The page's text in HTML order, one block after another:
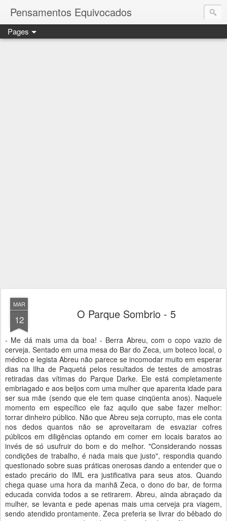
Pensamentos Equivocados
Pages
MAR
12 O Parque Sombrio - 5
- Me dá mais uma da boa! - Berra Abreu, com o copo vazio de
cerveja. Sentado em uma mesa do Bar do Zeca, um boteco local, o
médico e legista Abreu não parece se incomodar muito em esperar
dias na Ilha de Paquetá pelos resultados de testes de amostras
retiradas das vítimas do Parque Darke. Ele está completamente
embriagado e aos beijos com uma mulher que aparenta idade para
ser sua mãe (sendo que ele tem quase cinqüenta anos). Naquele
momento em específico ele faz aquilo que sabe fazer melhor:
torrar dinheiro público. Não que Abreu seja corrupto, mas ele conta
nos dedos quantos não se aproveitaram de esvaziar cofres
públicos em diligências optando em comer em locais baratos ao
invés de só usufruir do bom e do melhor. "Considerando nossas
condições de trabalho, é nada mais que justo", respondia quando
questionado sobre suas práticas onerosas dando a entender que o
estado precário do IML era justificativa para seus atos. Quando
chega quase uma hora da manhã Zeca, o dono do bar, de forma
educada convida todos a se retirarem. Abreu, ainda abraçado da
mulher, se levanta e pede apenas mais uma cerveja pra viagem,
sendo atendido prontamente. Zeca preferia se livrar do bêbado do